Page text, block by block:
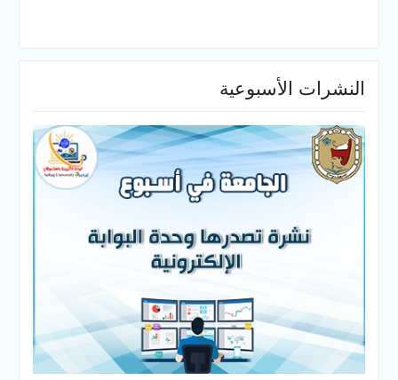
الأسبوعية